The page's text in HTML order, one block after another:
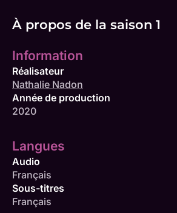
À propos de la saison 1
Information
Réalisateur
Nathalie Nadon
Année de production
2020
Langues
Audio
Français
Sous-titres
Français